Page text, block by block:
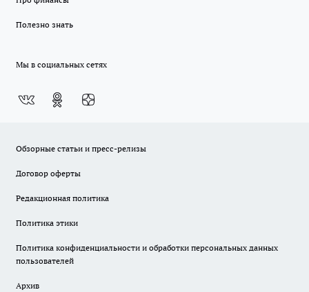
Полезно знать
Мы в социальных сетях
Обзорные статьи и пресс-релизы
Договор оферты
Редакционная политика
Политика этики
Политика конфиденциальности и обработки персональных данных
пользователей
Архив